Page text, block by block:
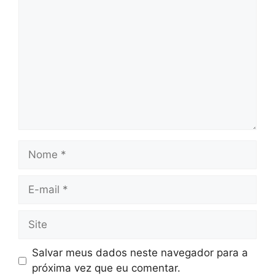
Nome
Site
Salvar meus dados neste navegador para a
próxima vez que eu comentar.